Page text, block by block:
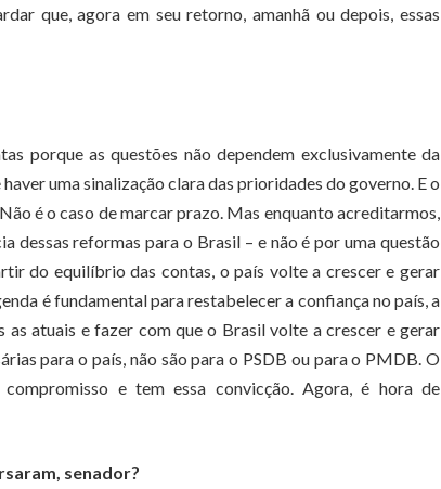
que, agora em seu retorno, amanhã ou depois, essas
porque as questões não dependem exclusivamente da
uma sinalização clara das prioridades do governo. E o
é o caso de marcar prazo. Mas enquanto acreditarmos,
reformas para o Brasil – e não é por uma questão
do equilíbrio das contas, o país volte a crescer e gerar
é fundamental para restabelecer a confiança no país, a
atuais e fazer com que o Brasil volte a crescer e gerar
para o país, não são para o PSDB ou para o PMDB. O
e tem essa convicção. Agora, é hora de
senador?